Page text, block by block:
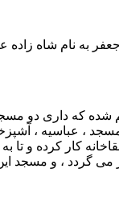
به نام شاه
که داری دو
، عباسیه ،
کار کرده و تا